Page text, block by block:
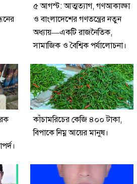
৫ আগস্ট: আত্মত্যাগ, গণআকাঙ্ক্ষা
ও বাংলাদেশের গণতন্ত্রের নতুন
অধ্যায়—একটি রাজনৈতিক,
সামাজিক ও বৈশ্বিক পর্যালোচনা।
কাঁচামরিচের কেজি ৪০০ টাকা,
বিপাকে নিম্ন আয়ের মানুষ।